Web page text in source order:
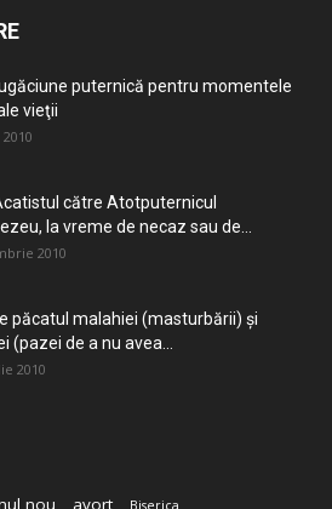
puternică pentru momentele
vieţii
către Atotputernicul
la vreme de necaz sau de...
2010
păcatul malahiei (masturbării) şi
(pazei de a nu avea...
2010
nou avort